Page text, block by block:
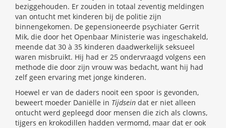
beziggehouden. Er zouden in totaal zeventig meldingen
van ontucht met kinderen bij de politie zijn
binnengekomen. De gepensioneerde psychiater Gerrit
Mik, die door het Openbaar Ministerie was ingeschakeld,
meende dat 30 à 35 kinderen daadwerkelijk seksueel
waren misbruikt. Hij had er 25 ondervraagd volgens een
methode die door zijn vrouw was bedacht, want hij had
zelf geen ervaring met jonge kinderen.
Hoewel er van de daders nooit een spoor is gevonden,
beweert moeder Daniëlle in Tijdsein dat er niet alleen
ontucht werd gepleegd door mensen die zich als clowns,
tijgers en krokodillen hadden vermomd, maar dat er ook